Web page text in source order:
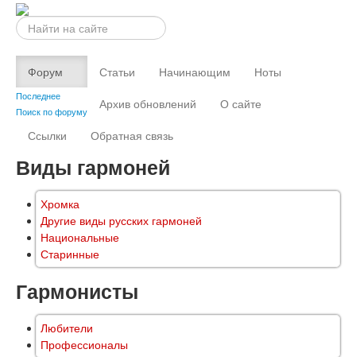
Искать...
Форум
Последнее
Поиск по форуму
Статьи Начинающим
Ноты
Архив обновлений
О сайте
Ссылки
Обратная связь
Виды гармоней
Хромка
Другие виды русских гармоней
Национальные
Старинные
Гармонисты
Любители
Профессионалы